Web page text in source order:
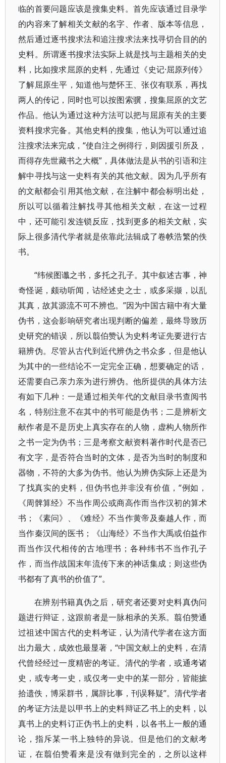
临的首要问题应该是搜集史料。首先应该通过目录学
的内容来了解相关文献的名字、作者、版本等信息，
然后通过逐书搜求法和追注搜求法来找寻切合目的的
史料。所谓逐书搜求法实际上就是找与主题相关的史
料，比如搜求屈原的史料，先通过《史记·屈原列传》
了解屈原生平，知道他与楚怀王、张仪有联系，再找
两人的传记，同时也可以按图索骥，搜集屈原的文艺
作品。他认为通过这种方法可以把与屈原有关的主要
资料搜求完备。其他史料的搜集，他认为可以通过追
注搜求法来完成，“使自注之例得行，则因援引所及，
而得存先世藏书之大概”，具体做法是从书的引语和注
解中寻找与这一史料有关的其他文献。因为几乎所有
的文献都会引用其他文献，在注解中都会标明出处，
所以可以循着注解找寻其他相关文献，在这一过程
中，还可能引发连锁反应，找到更多的相关文献，实
际上很多清代学者就是依靠此法辑成了卷帙浩繁的佚
书。
“纬候图谶之书，多托之孔子。其中叙述古事，神
奇怪诞，颇动听闻，诂经述史之士，或多采撷，以乱
其真，故其源流不可不辨也。”因为中国古籍中有大量
伪书，这会影响研究者出现判断的偏差，最终导致历
史研究的错误，所以翦伯赞认为史料考证先要进行古
籍辨伪。尽管从古代到近代辨伪之书众多，但是他认
为其中的一些结论不一定完全正确，想要确定的话，
还需要自己亲力亲为进行辨伪。他所提供的具体方法
有如下几种：一是通过相关年代的文献目录书查阅书
名，特别注意不在其中的书可能是伪书；二是辨析文
献作者是不是历史上真实存在的人物，虚构人物所作
之书一定为伪书；三是考察文献资料著作时代是否已
有文字，是否符合当时的文体，是否为当时的制度和
器物，不符的大多为伪书。他认为辨伪实际上还是为
了找真实的史料，但伪书也并非没有价值，“例如，
《周髀算经》不当作周公或商高作而当作汉初的算术
书；《素问》、《难经》不当作黄帝及秦越人作，而
当作秦汉间的医书；《山海经》不当作大禹或伯益作
而当作汉代相传的古地理书；各种纬书不当作孔子
作，而当作战国末年流传下来的神话集成；则这些伪
书都有了真书的价值了”。
在辨别书籍真伪之后，研究者还要对史料真伪问
题进行辩证，这跟前者是一脉相承的关系。翦伯赞通
过祖述中国古代的史料考证，认为清代学者在这方面
出力最大，成效也最显著，“中国文献上的史料，在清
代曾经经过一度精密的考证。清代的学者，或通考诸
史，或专考一史，或仅考一史中的某一部分，皆能摭
拾遗佚，博采群书，属辞比事，刊误释疑”。清代学者
的考证方法是以甲书上的史料辩证乙书上的史料，以
真书上的史料订正伪书上的史料，以各书上一般的通
论，指斥某一书上独特的异说。但是他们的文献考
证，在翦伯赞看来是没有做到完全的，之所以这样